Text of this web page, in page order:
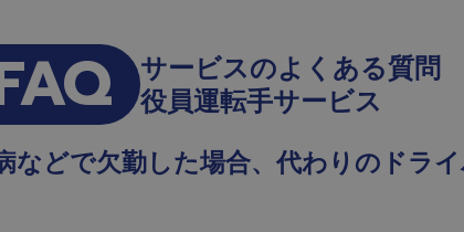
サービスのよくある質問
役員運転手サービス
などで欠勤した場合、代わりのドラ